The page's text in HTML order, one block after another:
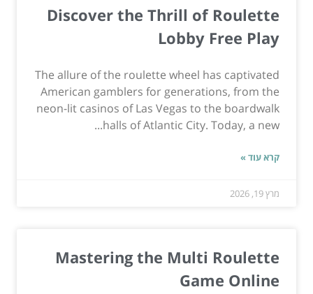
Discover the Thrill of Roulette
Lobby Free Play
The allure of the roulette wheel has captivated
American gamblers for generations, from the
neon-lit casinos of Las Vegas to the boardwalk
halls of Atlantic City. Today, a new...
קרא עוד »
מרץ 19, 2026
Mastering the Multi Roulette
Game Online